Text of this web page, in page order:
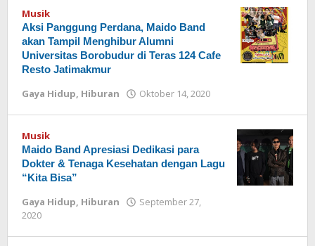
Musik
Aksi Panggung Perdana, Maido Band
akan Tampil Menghibur Alumni
Universitas Borobudur di Teras 124 Cafe
Resto Jatimakmur
Gaya Hidup, Hiburan Oktober 14, 2020
Musik
Maido Band Apresiasi Dedikasi para
Dokter & Tenaga Kesehatan dengan Lagu
“Kita Bisa”
Gaya Hidup, Hiburan
September 27,
2020